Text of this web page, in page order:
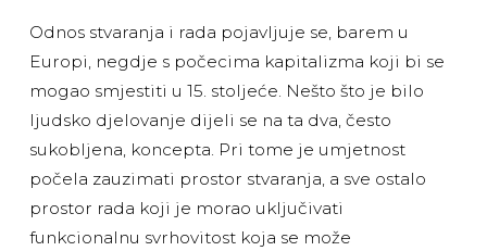
Odnos stvaranja i rada pojavljuje se, barem u
Europi, negdje s počecima kapitalizma koji bi se
mogao smjestiti u 15. stoljeće. Nešto što je bilo
ljudsko djelovanje dijeli se na ta dva, često
sukobljena, koncepta. Pri tome je umjetnost
počela zauzimati prostor stvaranja, a sve ostalo
prostor rada koji je morao uključivati
funkcionalnu svrhovitost koja se može